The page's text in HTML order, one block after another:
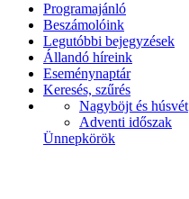
Programajánló
Beszámolóink
Legutóbbi bejegyzések
Állandó híreink
Eseménynaptár
Keresés, szűrés
Nagyböjt és húsvét
Adventi időszak
Ünnepkörök